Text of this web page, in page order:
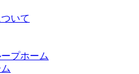
いて
プホーム